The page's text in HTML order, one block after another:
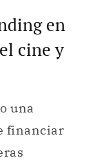
en
cine y
una
financiar